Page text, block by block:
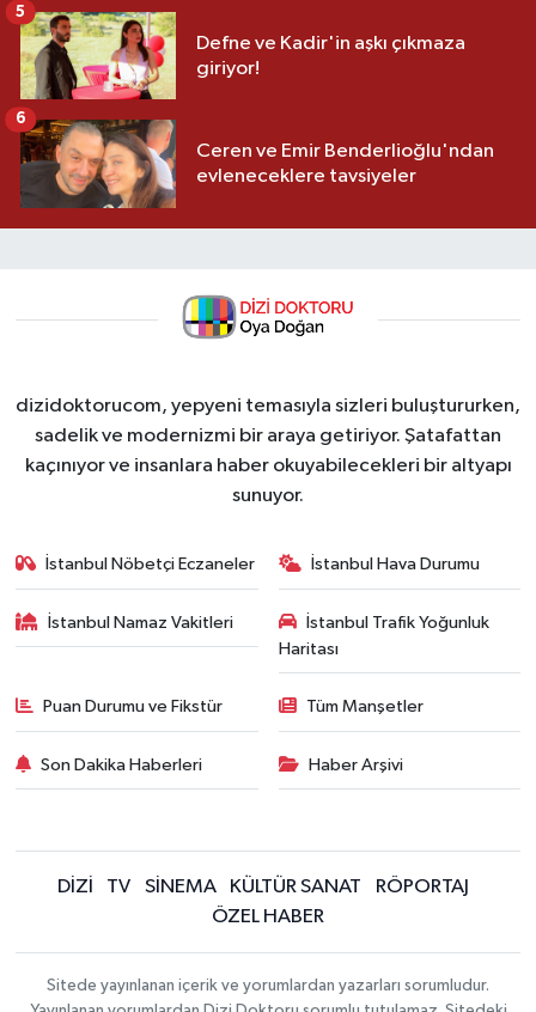
Defne ve Kadir'in aşkı çıkmaza
giriyor!
5
Ceren ve Emir Benderlioğlu'ndan
evleneceklere tavsiyeler
6
dizidoktorucom, yepyeni temasıyla sizleri buluştururken,
sadelik ve modernizmi bir araya getiriyor. Şatafattan
kaçınıyor ve insanlara haber okuyabilecekleri bir altyapı
sunuyor.
İstanbul Nöbetçi Eczaneler İstanbul Hava Durumu
İstanbul Namaz Vakitleri
İstanbul Trafik Yoğunluk
Haritası
Puan Durumu ve Fikstür Tüm Manşetler
Son Dakika Haberleri Haber Arşivi
DİZİ TV SİNEMA KÜLTÜR SANAT
RÖPORTAJ
ÖZEL HABER
Sitede yayınlanan içerik ve yorumlardan yazarları sorumludur.